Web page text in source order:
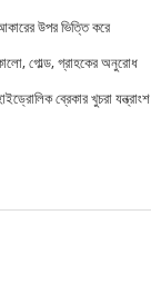
উপর ভিত্তি করে
গোল্ড, গ্রাহকের অনুরোধ
ব্রেকার খুচরা যন্ত্রাংশ